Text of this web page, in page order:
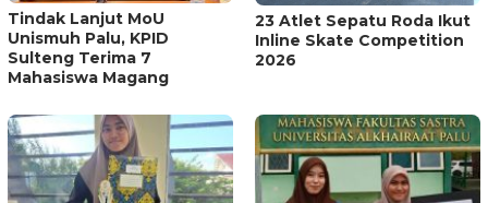
Tindak Lanjut MoU
Unismuh Palu, KPID
Sulteng Terima 7
Mahasiswa Magang
23 Atlet Sepatu Roda Ikut
Inline Skate Competition
2026